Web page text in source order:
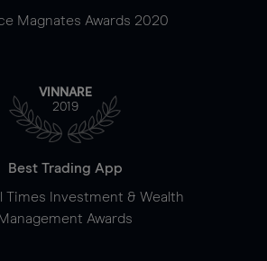
Magnates Awards 2020
VINNARE
2019
Best Trading App
Times Investment & Wealth
Management Awards